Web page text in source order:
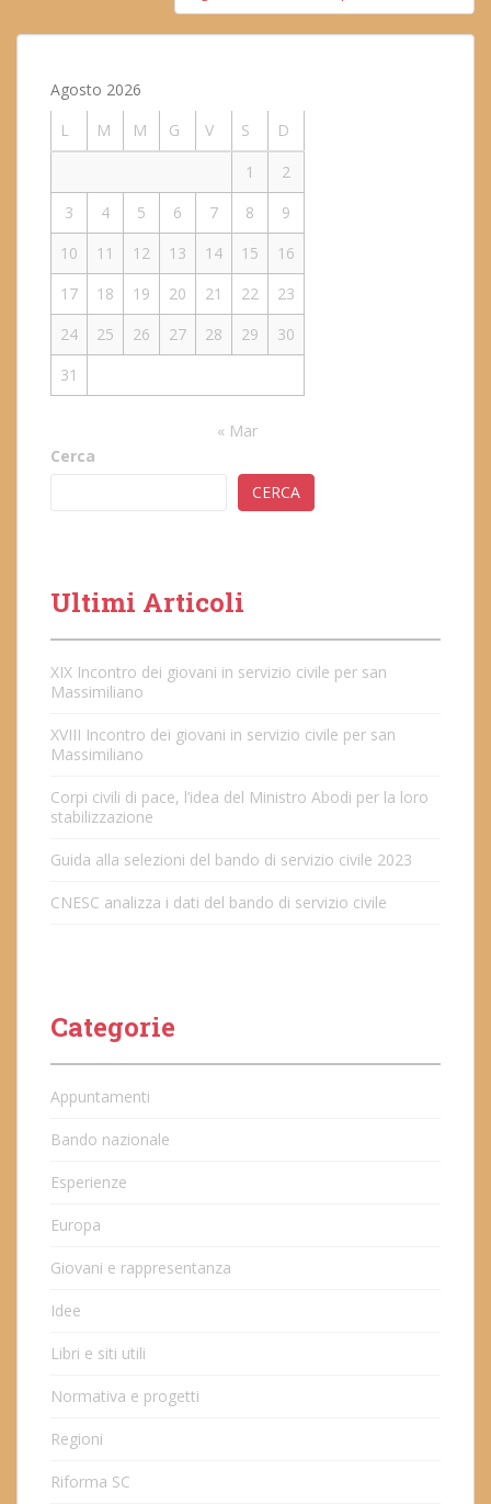
Agosto 2026
L
M M G V S
D
1
2
3
4 5 6 7 8
9
10
11 12 13 14 15
16
17
18 19 20 21 22
23
24
25 26 27 28 29
30
31
« Mar
Cerca
CERCA
Ultimi Articoli
XIX Incontro dei giovani in servizio civile per san
Massimiliano
XVIII Incontro dei giovani in servizio civile per san
Massimiliano
Corpi civili di pace, l’idea del Ministro Abodi per la loro
stabilizzazione
Guida alla selezioni del bando di servizio civile 2023
CNESC analizza i dati del bando di servizio civile
Categorie
Appuntamenti
Bando nazionale
Esperienze
Europa
Giovani e rappresentanza
Idee
Libri e siti utili
Normativa e progetti
Regioni
Riforma SC